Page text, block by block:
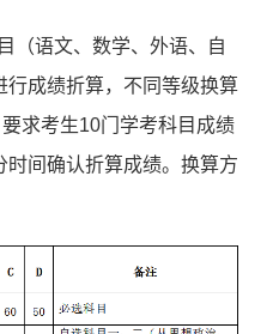
（语文、数学、外语、自
行成绩折算，不同等级换算
求考生10门学考科目成绩
间确认折算成绩。 换算方